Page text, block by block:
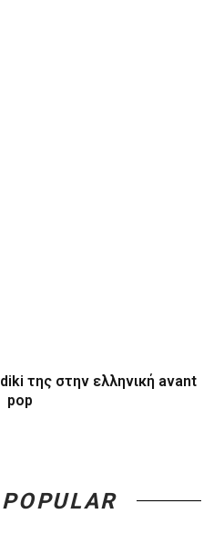
της στην ελληνική avant
pop